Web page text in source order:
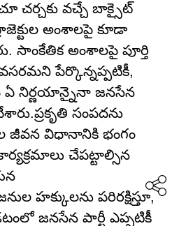
చర్చకు వచ్చే బాక్సైట్
అంశాలపై కూడా
సాంకేతిక అంశాలపై పూర్తి
పేర్కొన్నప్పటికీ,
ఏ నిర్ణయాన్నైనా జనసేన
సంపదను
జీవన విధానానికి భంగం
చేపట్టాల్సిన
హక్కులను పరిరక్షిస్తూ,
జనసేన పార్టీ ఎప్పటికీ